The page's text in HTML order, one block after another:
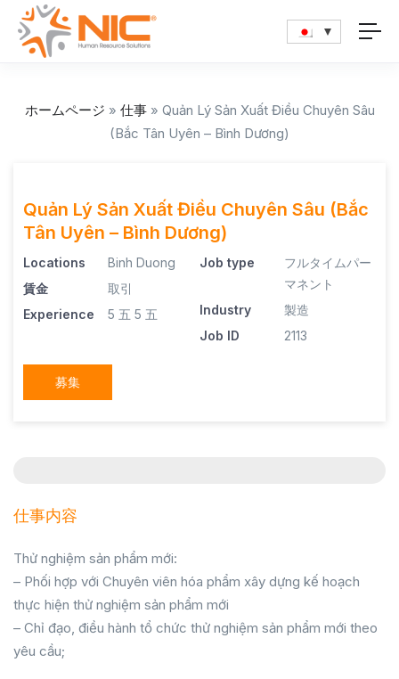
ホームページ » 仕事» Quản Lý Sản Xuất Điều Chuyên Sâu
(Bắc Tân Uyên – Bình Dương)
Quản Lý Sản Xuất Điều Chuyên Sâu (Bắc
Tân Uyên – Bình Dương)
Locations
Binh Duong
賃金
取引
Experience
5 五 5 五
Job type
フルタイムパー
マネント
Industry
製造
Job ID
2113
募集
仕事内容
Thử nghiệm sản phẩm mới:
– Phối hợp với Chuyên viên hóa phẩm xây dựng kế hoạch
thực hiện thử nghiệm sản phẩm mới
– Chỉ đạo, điều hành tổ chức thử nghiệm sản phẩm mới theo
yêu cầu;